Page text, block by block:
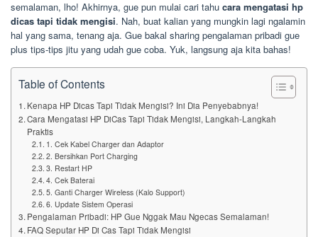
semalaman, lho! Akhirnya, gue pun mulai cari tahu cara mengatasi hp
dicas tapi tidak mengisi. Nah, buat kalian yang mungkin lagi ngalamin
hal yang sama, tenang aja. Gue bakal sharing pengalaman pribadi gue
plus tips-tips jitu yang udah gue coba. Yuk, langsung aja kita bahas!
Table of Contents
Kenapa HP Dicas Tapi Tidak Mengisi? Ini Dia Penyebabnya!
Cara Mengatasi HP DiCas Tapi Tidak Mengisi, Langkah-Langkah
Praktis
1. Cek Kabel Charger dan Adaptor
2. Bersihkan Port Charging
3. Restart HP
4. Cek Baterai
5. Ganti Charger Wireless (Kalo Support)
6. Update Sistem Operasi
Pengalaman Pribadi: HP Gue Nggak Mau Ngecas Semalaman!
FAQ Seputar HP Di Cas Tapi Tidak Mengisi